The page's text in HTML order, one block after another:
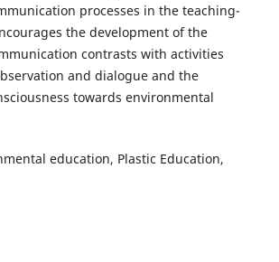
processes in the teaching-
the development of the
contrasts with activities
and dialogue and the
towards environmental
education, Plastic Education,